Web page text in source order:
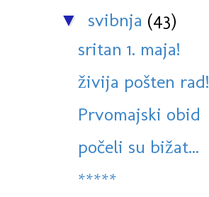
▼ svibnja (43)
sritan 1. maja!
živija pošten rad!
Prvomajski obid
počeli su bižat...
*****